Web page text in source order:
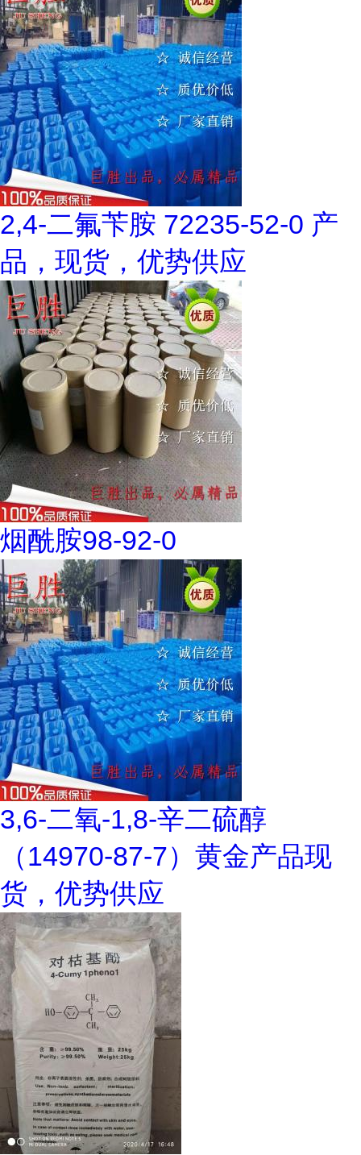
2,4-二氟苄胺 72235-52-0 产
品，现货，优势供应
烟酰胺98-92-0
3,6-二氧-1,8-辛二硫醇
（14970-87-7）黄金产品现
货，优势供应